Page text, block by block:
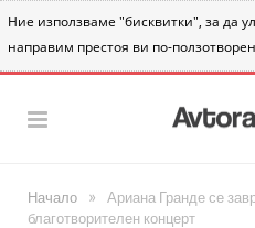
Ние използваме "бисквитки", за да
направим престоя ви по-ползотворен
Начало »
Ариана Гранде се
благотворителен концерт